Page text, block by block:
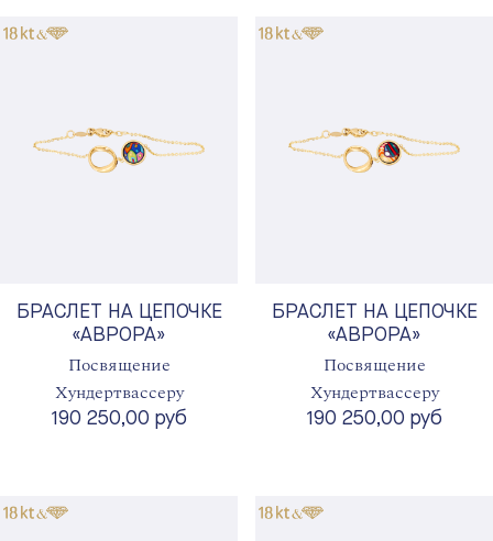
БРАСЛЕТ НА ЦЕПОЧКЕ
«АВРОРА»
Посвящение
Хундертвассеру
190 250,00 руб
БРАСЛЕТ НА ЦЕПОЧКЕ
«АВРОРА»
Посвящение
Хундертвассеру
190 250,00 руб